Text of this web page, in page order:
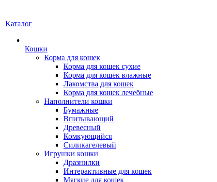
Каталог
Кошки
Корма для кошек
Корма для кошек сухие
Корма для кошек влажные
Лакомства для кошек
Корма для кошек лечебные
Наполнители кошки
Бумажные
Впитывающий
Древесный
Комкующийся
Силикагелевый
Игрушки кошки
Дразнилки
Интерактивные для кошек
Мягкие для кошек